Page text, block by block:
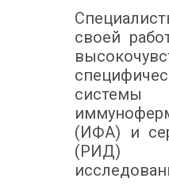
своей
(ИФА) и
(РИД)